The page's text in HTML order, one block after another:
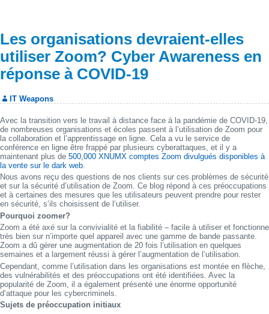
Les organisations devraient-elles
utiliser Zoom? Cyber Awareness en
réponse à COVID-19
IT Weapons
Avec la transition vers le travail à distance face à la pandémie de COVID-19,
de nombreuses organisations et écoles passent à l’utilisation de Zoom pour
la collaboration et l’apprentissage en ligne. Cela a vu le service de
conférence en ligne être frappé par plusieurs cyberattaques, et il y a
maintenant plus de 500,000 XNUMX comptes Zoom divulgués disponibles à
la vente sur le dark web.
Nous avons reçu des questions de nos clients sur ces problèmes de sécurité
et sur la sécurité d’utilisation de Zoom. Ce blog répond à ces préoccupations
et à certaines des mesures que les utilisateurs peuvent prendre pour rester
en sécurité, s’ils choisissent de l’utiliser.
Pourquoi zoomer?
Zoom a été axé sur la convivialité et la fiabilité – facile à utiliser et fonctionne
très bien sur n’importe quel appareil avec une gamme de bande passante.
Zoom a dû gérer une augmentation de 20 fois l’utilisation en quelques
semaines et a largement réussi à gérer l’augmentation de l’utilisation.
Cependant, comme l’utilisation dans les organisations est montée en flèche,
des vulnérabilités et des préoccupations ont été identifiées. Avec la
popularité de Zoom, il a également présenté une énorme opportunité
d’attaque pour les cybercriminels.
Sujets de préoccupation initiaux